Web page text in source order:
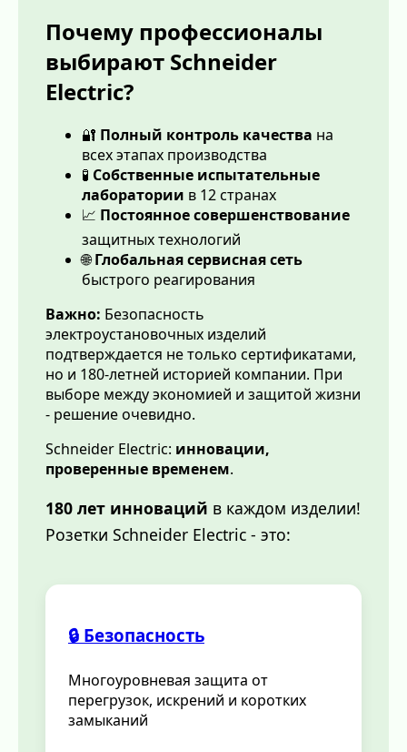
Почему профессионалы
выбирают Schneider
Electric?
🔐 Полный контроль качества на
всех этапах производства
🧪 Собственные испытательные
лаборатории в 12 странах
📈 Постоянное совершенствование
защитных технологий
🌐Глобальная сервисная сеть
быстрого реагирования
Важно: Безопасность
электроустановочных изделий
подтверждается не только сертификатами,
но и 180-летней историей компании. При
выборе между экономией и защитой жизни
- решение очевидно.
Schneider Electric: инновации,
проверенные временем.
180 лет инноваций в каждом изделии!
Розетки Schneider Electric - это:
🔒 Безопасность
Многоуровневая защита от
перегрузок, искрений и коротких
замыканий